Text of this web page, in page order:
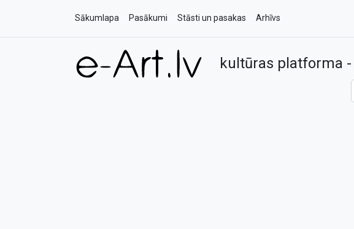
Sākumlapa Pasākumi Stāsti un pasakas Arhīvs
kultūras platforma